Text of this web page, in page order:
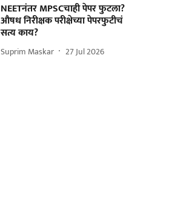
NEETनंतर MPSCचाही पेपर फुटला?
औषध निरीक्षक परीक्षेच्या पेपरफुटीचं
सत्य काय?
Suprim Maskar 27 Jul 2026